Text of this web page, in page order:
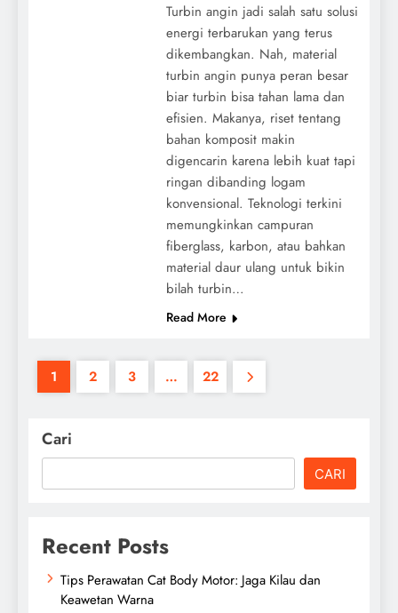
Turbin angin jadi salah satu solusi
energi terbarukan yang terus
dikembangkan. Nah, material
turbin angin punya peran besar
biar turbin bisa tahan lama dan
efisien. Makanya, riset tentang
bahan komposit makin
digencarin karena lebih kuat tapi
ringan dibanding logam
konvensional. Teknologi terkini
memungkinkan campuran
fiberglass, karbon, atau bahkan
material daur ulang untuk bikin
bilah turbin…
Read More
1 2 3 … 22
Cari
CARI
Recent Posts
Tips Perawatan Cat Body Motor: Jaga Kilau dan
Keawetan Warna